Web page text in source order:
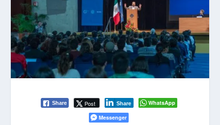
Share Post Share
WhatsApp
Messenger